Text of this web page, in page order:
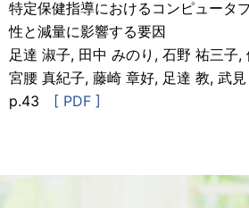
特定保健指導におけるコンピュータ
性と減量に影響する要因
足達 淑子, 田中 みのり, 石野 祐三子,
宮腰 真紀子, 藤崎 章好, 足達 教, 武見
p.43
[ PDF ]